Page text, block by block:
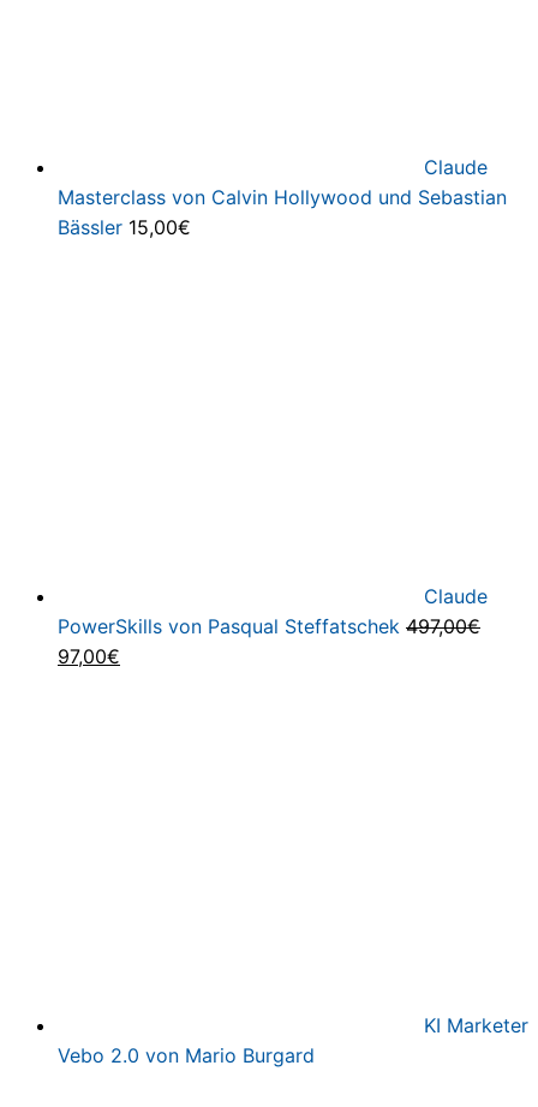
Claude
Masterclass von Calvin Hollywood und Sebastian
Bässler 15,00€
Claude
PowerSkills von Pasqual Steffatschek 497,00€
Ursprünglicher
97,00€
KI Marketer
Vebo 2.0 von Mario Burgard